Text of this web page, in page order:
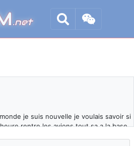
.net
je suis nouvelle je voulais savoir si
rentre les avions tout sa a la base